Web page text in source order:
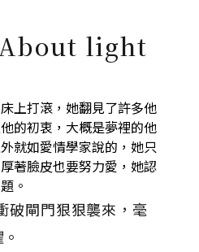
About light
上打滾，她翻見了許多他
的初衷，大概是夢裡的他
就如愛情學家說的，她只
著臉皮也要努力愛，她認
。
破閘門狠狠襲來，毫